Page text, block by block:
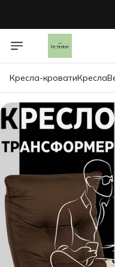
Кресла-кроватиКресла